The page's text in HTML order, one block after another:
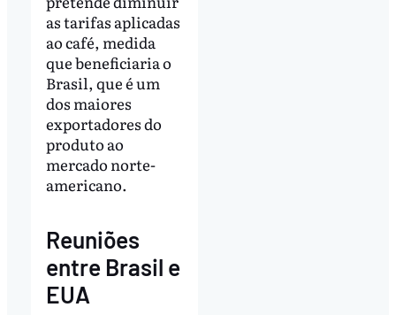
as tarifas aplicadas
ao café, medida
que beneficiaria o
Brasil, que é um
dos maiores
exportadores do
produto ao
mercado norte-
americano.
Reuniões
entre Brasil e
EUA